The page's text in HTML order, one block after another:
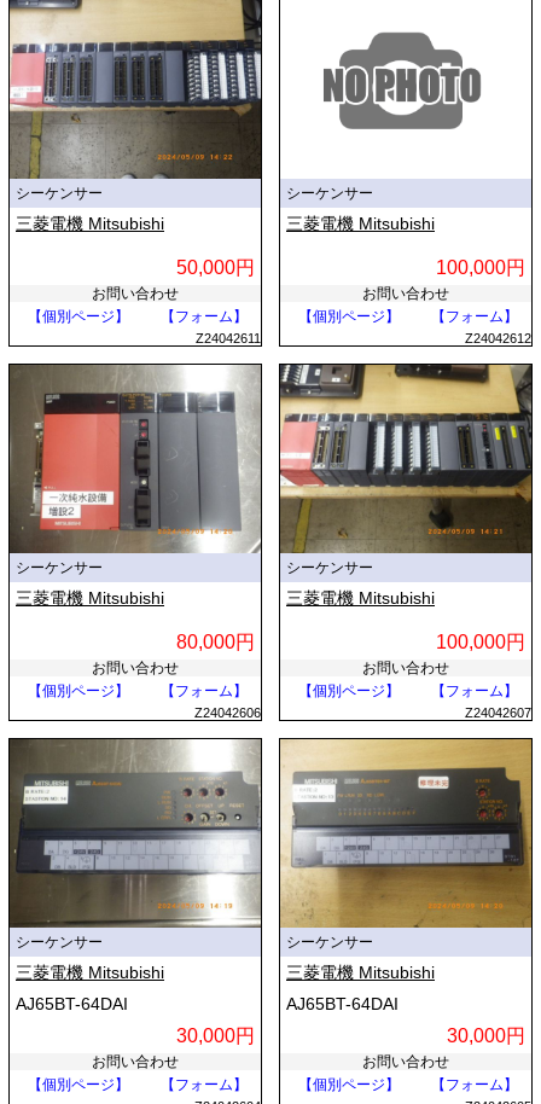
シーケンサー
三菱電機 Mitsubishi
50,000円
お問い合わせ
【個別ページ】
【フォーム】
Z24042611
シーケンサー
三菱電機 Mitsubishi
100,000円
お問い合わせ
【個別ページ】
【フォーム】
Z24042612
シーケンサー
三菱電機 Mitsubishi
80,000円
お問い合わせ
【個別ページ】
【フォーム】
Z24042606
シーケンサー
三菱電機 Mitsubishi
100,000円
お問い合わせ
【個別ページ】
【フォーム】
Z24042607
シーケンサー
三菱電機 Mitsubishi
AJ65BT-64DAI
30,000円
お問い合わせ
【個別ページ】
【フォーム】
シーケンサー
三菱電機 Mitsubishi
AJ65BT-64DAI
30,000円
お問い合わせ
【個別ページ】
【フォーム】